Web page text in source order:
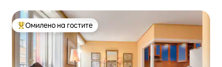
Меѓу најуспешните „Омилени на гостите“
Омилено на гостите